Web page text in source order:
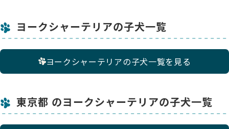
ヨークシャーテリアの子犬一覧
ヨークシャーテリアの子犬一覧を見る
東京都 のヨークシャーテリアの子犬一覧